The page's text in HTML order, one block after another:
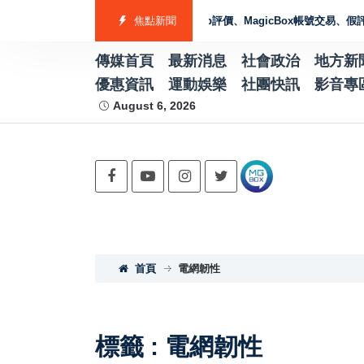
焦點新聞
號為何被買賣？解析Android App評價、MagicBox帳號交易、假評論黑灰
傳媒首頁 最新消息 社會政治
地方新
優惠資訊
運動娛樂 社團快訊 影音專
August 6, 2026
首頁 電網韌性
標籤 : 電網韌性